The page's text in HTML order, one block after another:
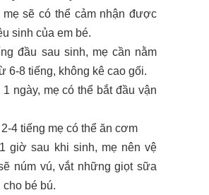
sẽ có thể cảm nhận được
sinh của em bé.
đầu sau sinh, mẹ cần nằm
6-8 tiếng, không kê cao gối.
ngày, mẹ có thể bắt đầu vận
4 tiếng mẹ có thể ăn cơm
giờ sau khi sinh, mẹ nên vệ
núm vú, vắt những giọt sữa
cho bé bú.